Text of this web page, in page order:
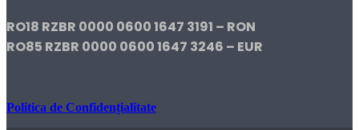
RO18 RZBR 0000 0600 1647 3191 – RON
RO85 RZBR 0000 0600 1647 3246 – EUR
Politica de Confidențialitate